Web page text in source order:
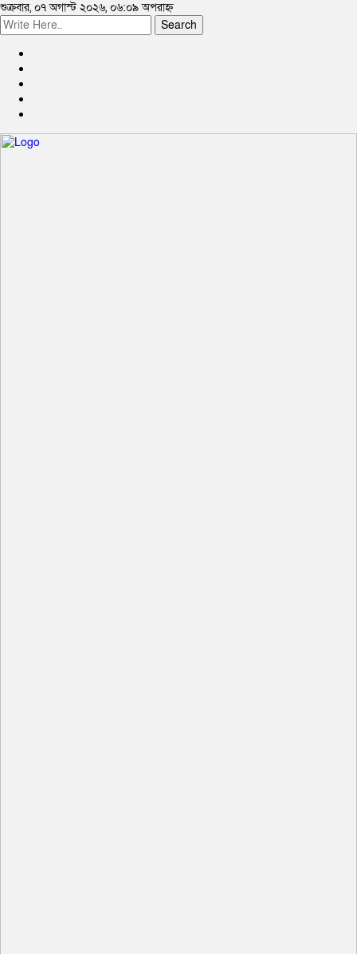
শুক্রবার, ০৭ অগাস্ট ২০২৬, ০৬:০৯ অপরাহ্ন
Search